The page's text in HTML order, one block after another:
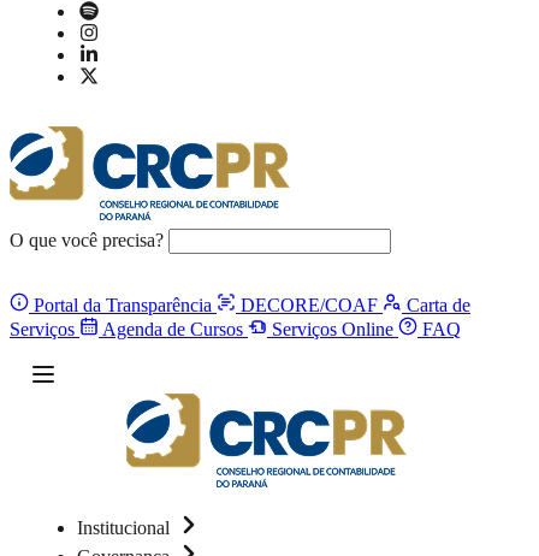
O que você precisa?
Portal da Transparência DECORE/COAF
Carta de
Serviços
Agenda de Cursos Serviços Online FAQ
Institucional